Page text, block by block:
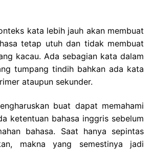
kata lebih jauh akan membuat
tetap utuh dan tidak membuat
kacau. Ada sebagian kata dalam
tumpang tindih bahkan ada kata
ataupun sekunder.
buat dapat memahami
ketentuan bahasa inggris sebelum
bahasa. Saat hanya sepintas
makna yang semestinya jadi